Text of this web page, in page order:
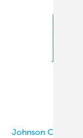
Johnson Controls